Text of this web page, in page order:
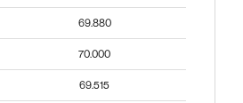
69.880
70.000
69.515